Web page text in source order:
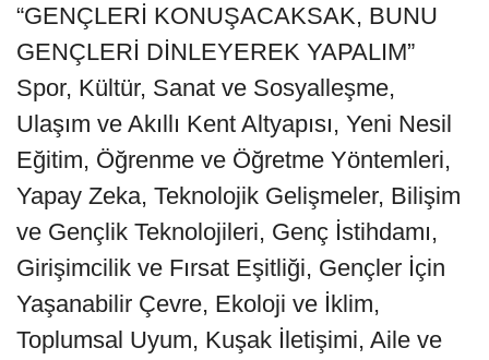
“GENÇLERİ KONUŞACAKSAK, BUNU
GENÇLERİ DİNLEYEREK YAPALIM”
Spor, Kültür, Sanat ve Sosyalleşme,
Ulaşım ve Akıllı Kent Altyapısı, Yeni Nesil
Eğitim, Öğrenme ve Öğretme Yöntemleri,
Yapay Zeka, Teknolojik Gelişmeler, Bilişim
ve Gençlik Teknolojileri, Genç İstihdamı,
Girişimcilik ve Fırsat Eşitliği, Gençler İçin
Yaşanabilir Çevre, Ekoloji ve İklim,
Toplumsal Uyum, Kuşak İletişimi, Aile ve